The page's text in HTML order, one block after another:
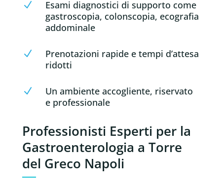
N
Esami diagnostici di supporto come
gastroscopia, colonscopia, ecografia
addominale
N
Prenotazioni rapide e tempi d’attesa
ridotti
N
Un ambiente accogliente, riservato
e professionale
Professionisti Esperti per la
Gastroenterologia a Torre
del Greco Napoli